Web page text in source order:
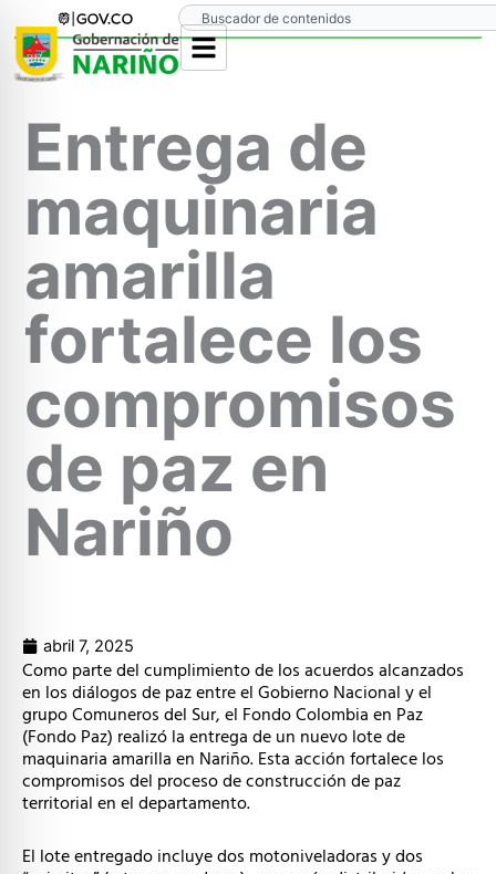
contenido
Search
Entrega de
maquinaria
amarilla
fortalece los
compromisos
de paz en
Nariño
abril 7, 2025
Como parte del cumplimiento de los acuerdos alcanzados
en los diálogos de paz entre el Gobierno Nacional y el
grupo Comuneros del Sur, el Fondo Colombia en Paz
(Fondo Paz) realizó la entrega de un nuevo lote de
maquinaria amarilla en Nariño. Esta acción fortalece los
compromisos del proceso de construcción de paz
territorial en el departamento.
El lote entregado incluye dos motoniveladoras y dos